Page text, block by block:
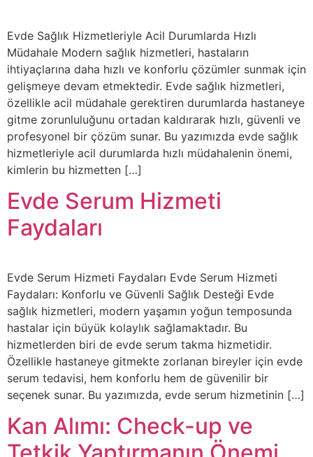
Evde Sağlık Hizmetleriyle Acil Durumlarda Hızlı
Müdahale Modern sağlık hizmetleri, hastaların
ihtiyaçlarına daha hızlı ve konforlu çözümler sunmak için
gelişmeye devam etmektedir. Evde sağlık hizmetleri,
özellikle acil müdahale gerektiren durumlarda hastaneye
gitme zorunluluğunu ortadan kaldırarak hızlı, güvenli ve
profesyonel bir çözüm sunar. Bu yazımızda evde sağlık
hizmetleriyle acil durumlarda hızlı müdahalenin önemi,
kimlerin bu hizmetten […]
Evde Serum Hizmeti
Faydaları
Evde Serum Hizmeti Faydaları Evde Serum Hizmeti
Faydaları: Konforlu ve Güvenli Sağlık Desteği Evde
sağlık hizmetleri, modern yaşamın yoğun temposunda
hastalar için büyük kolaylık sağlamaktadır. Bu
hizmetlerden biri de evde serum takma hizmetidir.
Özellikle hastaneye gitmekte zorlanan bireyler için evde
serum tedavisi, hem konforlu hem de güvenilir bir
seçenek sunar. Bu yazımızda, evde serum hizmetinin […]
Kan Alımı: Check-up ve